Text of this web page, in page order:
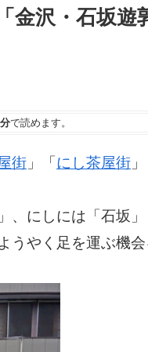
沢・石坂遊
で読めます。
街 」「 にし茶屋街
、にしには「石坂
やく足を運ぶ機会